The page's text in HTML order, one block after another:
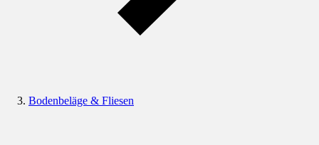
Bodenbeläge & Fliesen